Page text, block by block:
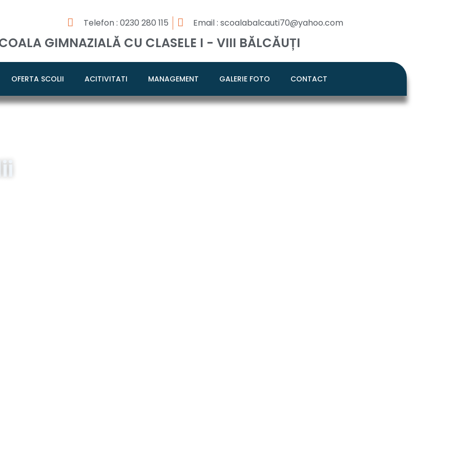
Telefon : 0230 280 115 Email : scoalabalcauti70@yahoo.com
GIMNAZIALĂ CU CLASELE I - VIII BĂLCĂUȚI
OFERTA SCOLII ACITIVITATI MANAGEMENT GALERIE FOTO CONTACT